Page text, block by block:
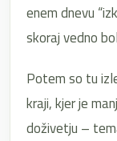
enem dnevu
skoraj vedno
Potem so tu
kraji, kjer je
doživetju –